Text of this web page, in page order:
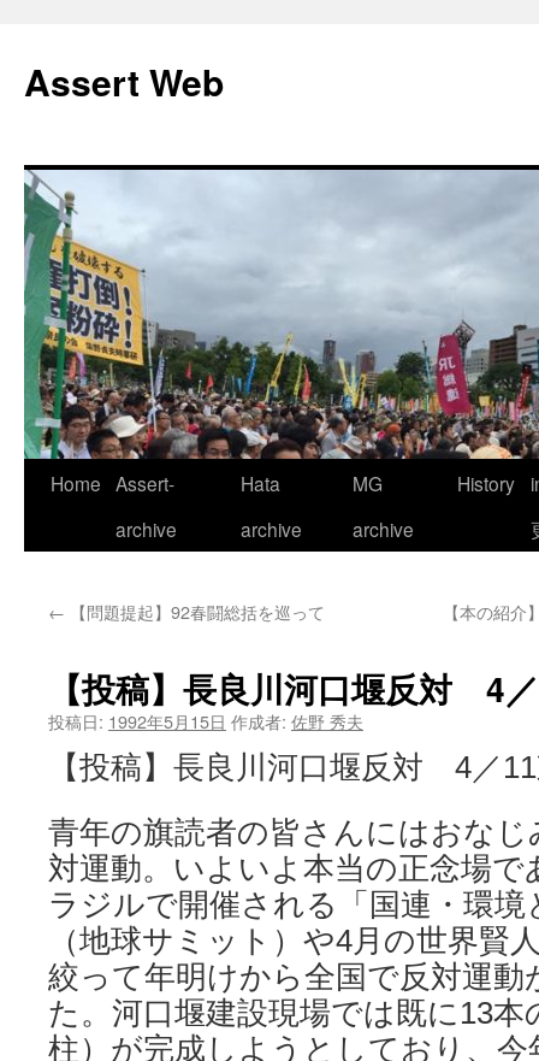
テ
ン
ス
キ
ッ
プ
Assert Web
Home Assert-
archive
Hata
archive
MG
archive
History
← 【問題提起】92春闘総括を巡って 【本の紹
【投稿】長良川河口堰反対 4
投稿日: 1992年5月15日 作成者: 佐野 秀夫
【投稿】長良川河口堰反対 4／
青年の旗読者の皆さんにはおなじ
対運動。いよいよ本当の正念場で
ラジルで開催される「国連・環
（地球サミット）や4月の世界賢
絞って年明けから全国で反対運
た。河口堰建設現場では既に13本
柱）が完成しようとしており、今